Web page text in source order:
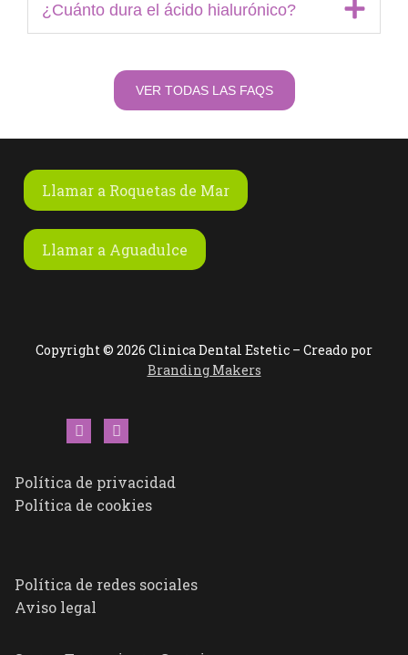
¿Cuánto dura el ácido hialurónico?
VER TODAS LAS FAQS
Llamar a Roquetas de Mar
Llamar a Aguadulce
Copyright © 2026 Clinica Dental Estetic – Creado por
Branding Makers
Política de privacidad
Política de cookies
Política de redes sociales
Aviso legal